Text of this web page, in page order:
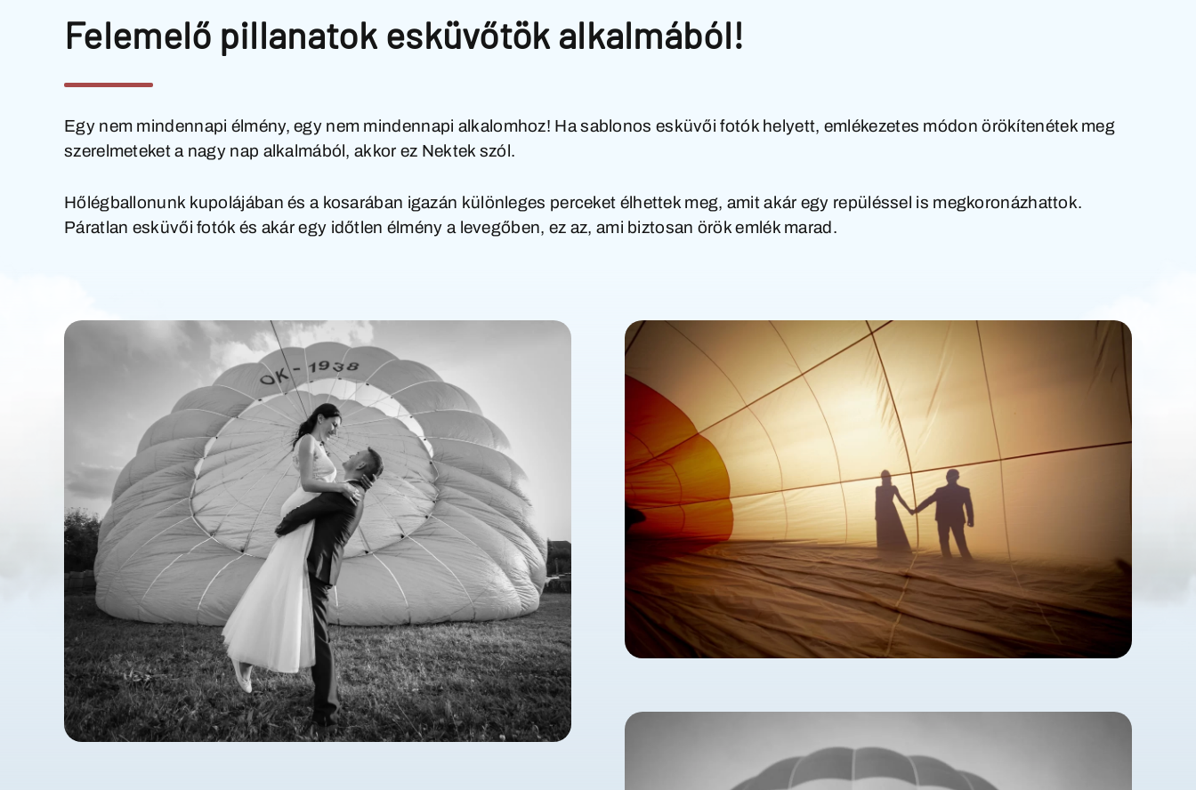
Felemelő pillanatok esküvőtök alkalmából!
Egy nem mindennapi élmény, egy nem mindennapi alkalomhoz! Ha sablonos esküvői fotók helyett, emlékezetes módon örökítenétek meg
szerelmeteket a nagy nap alkalmából, akkor ez Nektek szól.
Hőlégballonunk kupolájában és a kosarában igazán különleges perceket élhettek meg, amit akár egy repüléssel is megkoronázhattok.
Páratlan esküvői fotók és akár egy időtlen élmény a levegőben, ez az, ami biztosan örök emlék marad.